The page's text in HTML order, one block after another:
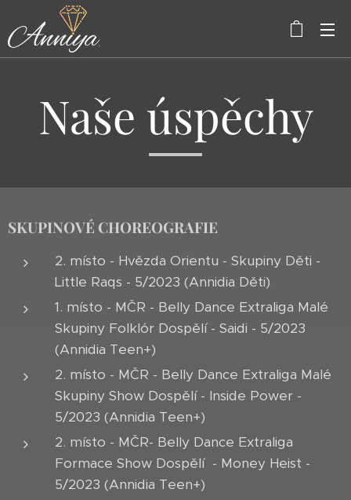
Naše úspěchy
SKUPINOVÉ CHOREOGRAFIE
2. místo - Hvězda Orientu - Skupiny Děti -
Little Raqs - 5/2023 (Annidia Děti)
1. místo - MČR - Belly Dance Extraliga Malé
Skupiny Folklór Dospělí - Saidi - 5/2023
(Annidia Teen+)
2. místo - MČR - Belly Dance Extraliga Malé
Skupiny Show Dospělí - Inside Power -
5/2023 (Annidia Teen+)
2. místo - MČR- Belly Dance Extraliga
Formace Show Dospělí - Money Heist -
5/2023 (Annidia Teen+)